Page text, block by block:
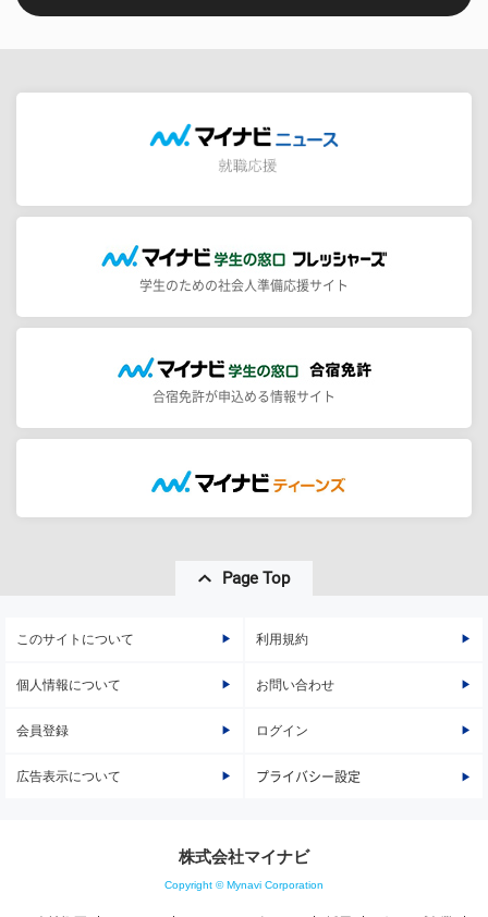
学生のための社会人準備応援サイト
合宿免許が申込める情報サイト
Page Top
このサイトについて 利用規約
個人情報について お問い合わせ
会員登録 ログイン
広告表示について プライバシー設定
株式会社マイナビ
Copyright © Mynavi Corporation